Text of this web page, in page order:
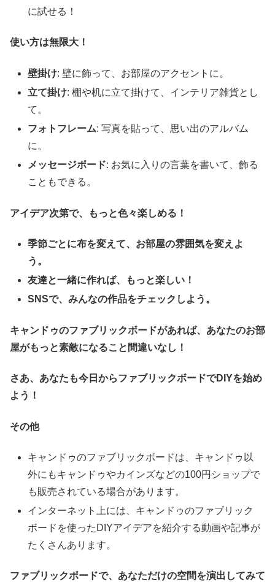
に試せる！
使い方は無限大！
壁掛け: 壁に飾って、お部屋のアクセントに。
立て掛け: 棚や机に立て掛けて、インテリア雑貨とし
て。
フォトフレーム: 写真を貼って、思い出のアルバム
に。
メッセージボード: お気に入りの言葉を書いて、飾る
こともできる。
アイデア次第で、もっと色々楽しめる！
季節ごとに布を変えて、お部屋の雰囲気を変えよ
う。
友達と一緒に作れば、もっと楽しい！
SNSで、みんなの作品をチェックしよう。
キャンドゥのファブリックボードがあれば、あなたのお部
屋がもっと素敵になること間違いなし！
さあ、あなたも今日からファブリックボードでDIYを始め
よう！
その他
キャンドゥのファブリックボードは、キャンドゥ以
外にもキャンドゥやカインズなどの100円ショップで
も販売されている場合があります。
インターネット上には、キャンドゥのファブリック
ボードを使ったDIYアイデアを紹介する動画や記事が
たくさんあります。
ファブリックボードで、あなただけの空間を演出してみて